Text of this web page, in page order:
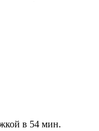
в 54 мин.